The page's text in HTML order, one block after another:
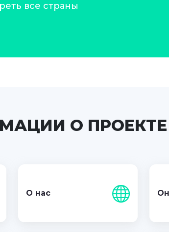
все страны
О ПРОЕКТЕ
О нас